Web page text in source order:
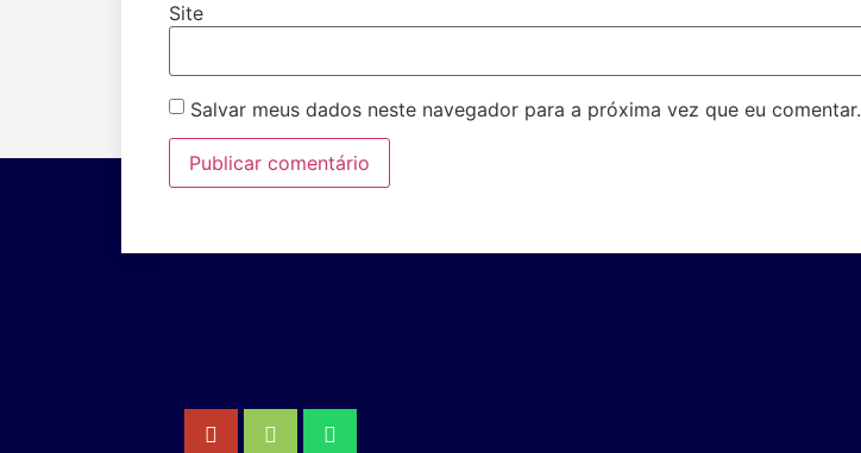
Site
Salvar meus dados neste navegador para a próxima vez que eu comentar.